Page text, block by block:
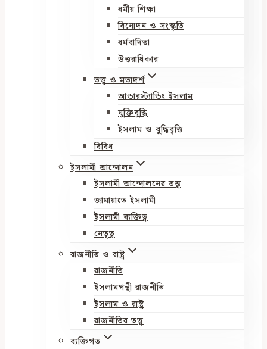
ধর্মীয় শিক্ষা
বিনোদন ও সংস্কৃতি
ধর্মবাদিতা
উত্তরাধিকার
তত্ত্ব ও মতাদর্শ
আন্ডারস্ট্যান্ডিং ইসলাম
যুক্তিবুদ্ধি
ইসলাম ও বুদ্ধিবৃত্তি
বিবিধ
ইসলামী আন্দোলন
ইসলামী আন্দোলনের তত্ত্ব
জামায়াতে ইসলামী
ইসলামী ব্যক্তিত্ব
নেতৃত্ব
রাজনীতি ও রাষ্ট্র
রাজনীতি
ইসলামপন্থী রাজনীতি
ইসলাম ও রাষ্ট্র
রাজনীতির তত্ত্ব
ব্যক্তিগত